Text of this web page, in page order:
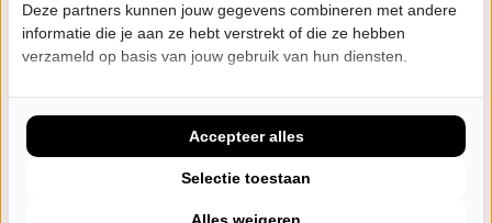
Twee seizoenen geleden werden de muzikale
handen ineengeslagen met zanger-gitarist Cor
Sanne. Momenteel toert de band met Tim Knol en
ook volgend seizoen wordt een spannende
samenwerking aangegaan. Voor de
theatervoorstelling ‘Portraits of the Past’ is de hulp
ingeroepen van de gelauwerde striptekenaar Erik
Deze partners kunnen jouw gegevens combineren met andere
informatie die je aan ze hebt verstrekt of die ze hebben
verzameld op basis van jouw gebruik van hun diensten.
Selectie toestaan
Accepteer alles